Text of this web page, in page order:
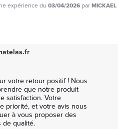
expérience du 03/04/2026 parMICKAEL
votre retour positif ! Nous
que notre produit
satisfaction. Votre
priorité, et votre avis nous
à vous proposer des
de qualité.